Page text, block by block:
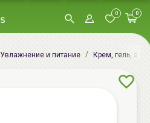
0 0
Увлажнение и питание Крем, гель,